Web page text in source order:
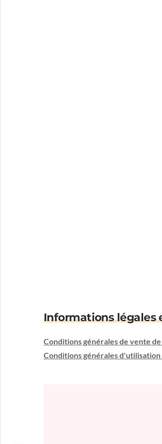
Informations légales
Conditions générales de vente
Conditions générales d'utilisation